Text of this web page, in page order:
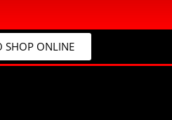
SHOP ONLINE